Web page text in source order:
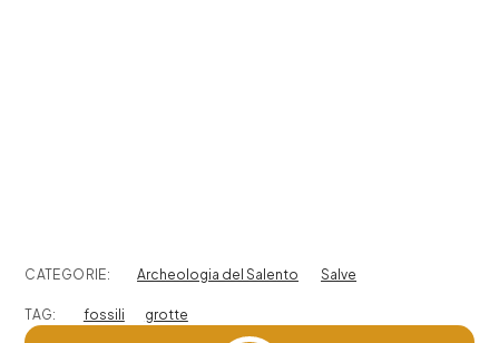
CATEGORIE: Archeologia del Salento Salve
TAG: fossili grotte